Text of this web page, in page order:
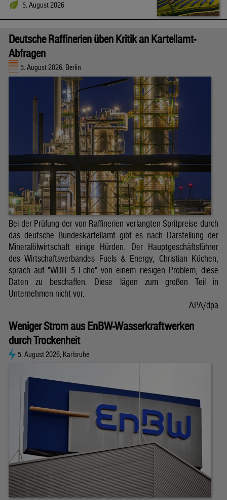
5. August 2026
Deutsche Raffinerien üben Kritik an Kartellamt-
Abfragen
5. August 2026, Berlin
Bei der Prüfung der von Raffinerien verlangten Spritpreise durch
das deutsche Bundeskartellamt gibt es nach Darstellung der
Mineralölwirtschaft einige Hürden. Der Hauptgeschäftsführer
des Wirtschaftsverbandes Fuels & Energy, Christian Küchen,
sprach auf "WDR 5 Echo" von einem riesigen Problem, diese
Daten zu beschaffen. Diese lägen zum großen Teil in
Unternehmen nicht vor.
APA/dpa
Weniger Strom aus EnBW-Wasserkraftwerken
durch Trockenheit
5. August 2026, Karlsruhe